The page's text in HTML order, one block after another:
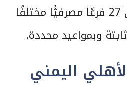
البنك الاهلي اليمني 27 فرعًا مصرفيًّا مختلفًا
وبمواعيد محددة.
اليمني